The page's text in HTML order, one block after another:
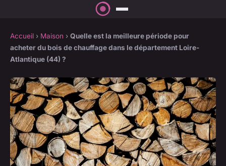
Accueil › Maison › Quelle est la meilleure période pour
acheter du bois de chauffage dans le département Loire-
Atlantique (44) ?